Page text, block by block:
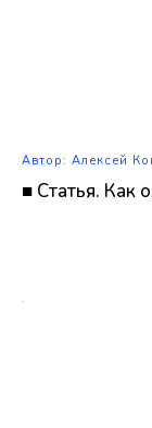
Автор: Алексей
■ Статья. Как